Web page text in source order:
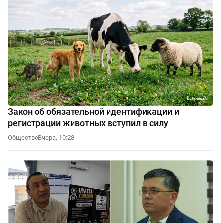
Закон об обязательной идентификации и
регистрации животных вступил в силу
ОбществоВчера, 10:28